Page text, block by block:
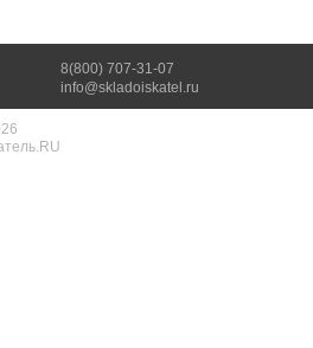
8(800) 707-31-07
info@skladoiskatel.ru